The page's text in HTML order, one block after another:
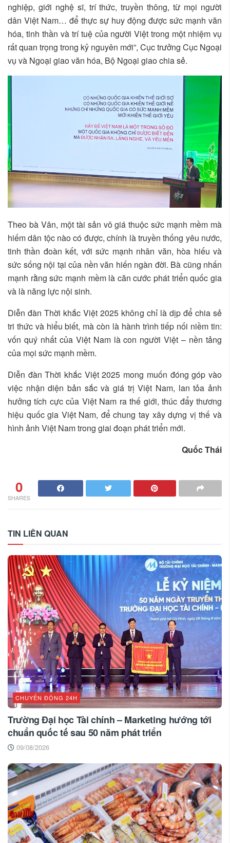
nghiệp, giới nghệ sĩ, trí thức, truyền thông, từ mọi người
dân Việt Nam… để thực sự huy động được sức mạnh văn
hóa, tinh thần và trí tuệ của người Việt trong một nhiệm vụ
rất quan trọng trong kỷ nguyên mới”, Cục trưởng Cục Ngoại
vụ và Ngoại giao văn hóa, Bộ Ngoại giao chia sẻ.
Theo bà Vân, một tài sản vô giá thuộc sức mạnh mềm mà
hiếm dân tộc nào có được, chính là truyền thống yêu nước,
tinh thần đoàn kết, với sức mạnh nhân văn, hòa hiếu và
sức sống nội tại của nền văn hiến ngàn đời. Bà cũng nhấn
mạnh rằng sức mạnh mềm là căn cước phát triển quốc gia
và là năng lực nội sinh.
Diễn đàn Thời khắc Việt 2025 không chỉ là dịp để chia sẻ
tri thức và hiểu biết, mà còn là hành trình tiếp nối niềm tin:
vốn quý nhất của Việt Nam là con người Việt – nền tảng
của mọi sức mạnh mềm.
Diễn đàn Thời khắc Việt 2025 mong muốn đóng góp vào
việc nhận diện bản sắc và giá trị Việt Nam, lan tỏa ảnh
hưởng tích cực của Việt Nam ra thế giới, thúc đẩy thương
hiệu quốc gia Việt Nam, để chung tay xây dựng vị thế và
hình ảnh Việt Nam trong giai đoạn phát triển mới.
Quốc Thái
0
SHARES
TIN LIÊN QUAN
CHUYỂN ĐỘNG 24H
Trường Đại học Tài chính – Marketing hướng tới
chuẩn quốc tế sau 50 năm phát triển
09/08/2026